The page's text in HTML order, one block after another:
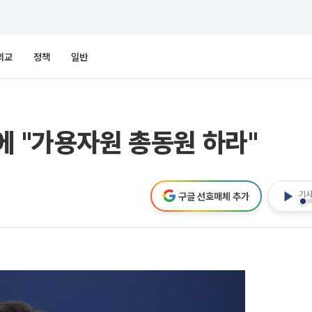
교 정책 일반
"가용자원 총동원 하라"
기
구글 선호매체 추가